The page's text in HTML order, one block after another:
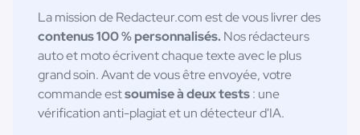
La mission de Redacteur.com est de vous livrer des
contenus 100 % personnalisés.Nos rédacteurs
auto et moto écrivent chaque texte avec le plus
grand soin. Avant de vous être envoyée, votre
commande estsoumise à deux tests: une
vérification anti-plagiat et un détecteur d'IA.